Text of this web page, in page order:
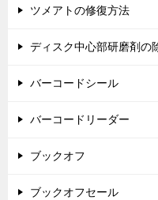
ツメアトの修復方法
ディスク中心部研磨剤の
バーコードシール
バーコードリーダー
ブックオフ
ブックオフセール